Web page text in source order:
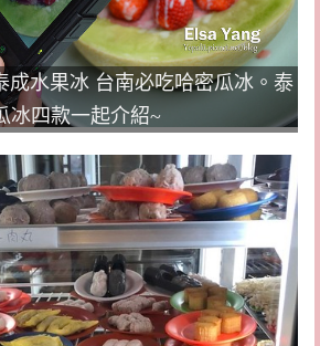
成水果冰 台南必吃哈密瓜冰。泰
冰四款一起介紹~